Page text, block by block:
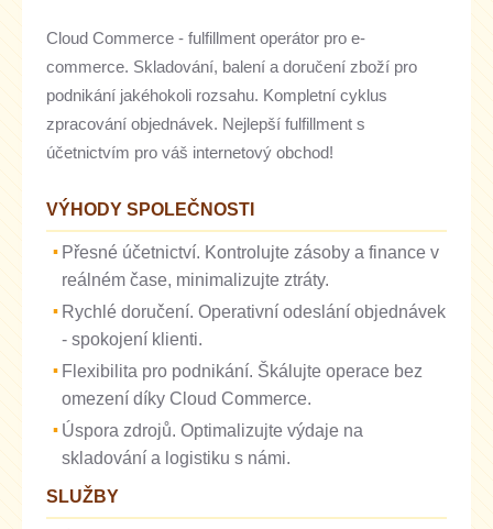
Cloud Commerce - fulfillment operátor pro e-
commerce. Skladování, balení a doručení zboží pro
podnikání jakéhokoli rozsahu. Kompletní cyklus
zpracování objednávek. Nejlepší fulfillment s
účetnictvím pro váš internetový obchod!
VÝHODY SPOLEČNOSTI
Přesné účetnictví. Kontrolujte zásoby a finance v
reálném čase, minimalizujte ztráty.
Rychlé doručení. Operativní odeslání objednávek
- spokojení klienti.
Flexibilita pro podnikání. Škálujte operace bez
omezení díky Cloud Commerce.
Úspora zdrojů. Optimalizujte výdaje na
skladování a logistiku s námi.
SLUŽBY